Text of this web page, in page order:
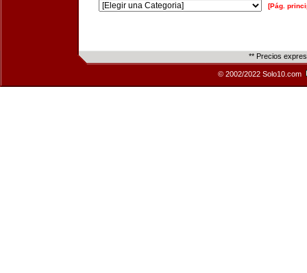
[Pág.
** Precios
© 2002/2022 Solo10.com